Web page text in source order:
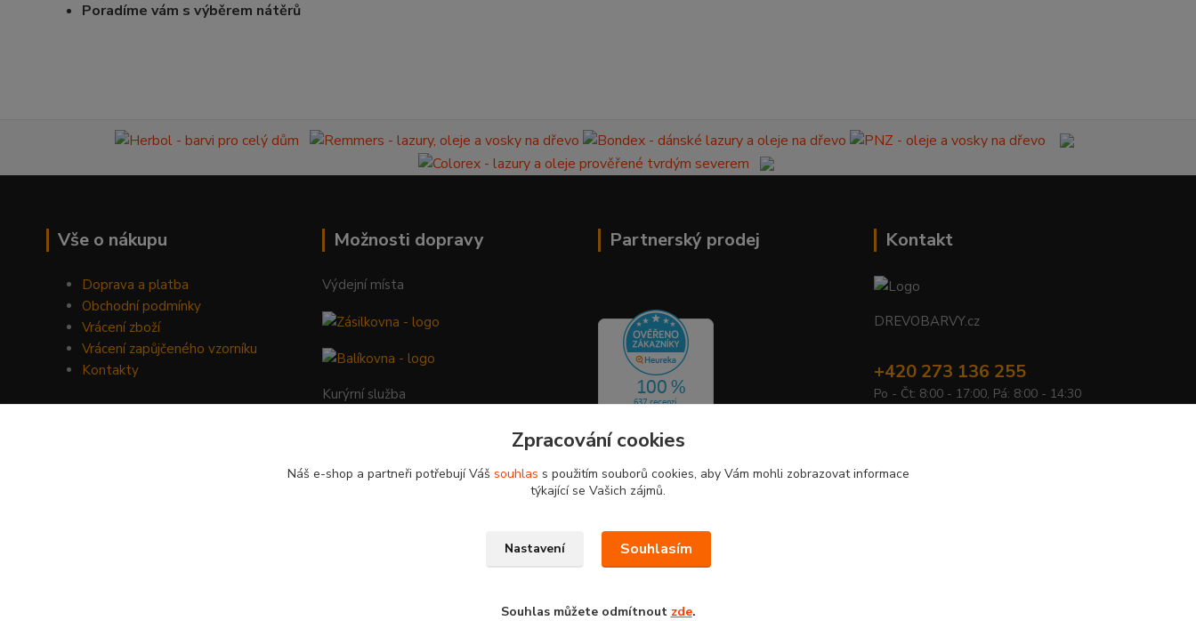
Poradíme vám s výběrem nátěrů
Vše o nákupu
Doprava a platba
Obchodní podmínky
Vrácení zboží
Vrácení zapůjčeného vzorníku
Kontakty
Možnosti dopravy
Výdejní místa
Kurýrní služba
Partnerský prodej Kontakt
DREVOBARVY.cz
+420 273 136 255
Po - Čt: 8:00 - 17:00, Pá: 8:00 - 14:30
Zpracování cookies
Náš e-shop a partneři potřebují Váš souhlas s použitím souborů cookies, aby Vám mohli zobrazovat informace
týkající se Vašich zájmů.
Nastavení Souhlasím
Souhlas můžete odmítnout zde.